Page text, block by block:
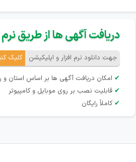
دریافت آگهی ها از طریق
جهت دانلود نرم افزار و اپلیکیشن کلیک
✔ امکان دریافت آگهی ها بر اساس استان
✔ قابلیت نصب بر روی موبایل و کامپیوتر
✔ کاملاً رایگان